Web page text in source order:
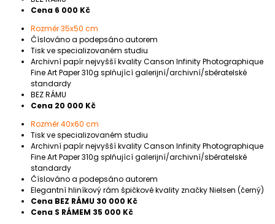
Cena 6 000 Kč
Rozměr 35x50 cm
Číslováno a podepsáno autorem
Tisk ve specializovaném studiu
Archivní papír nejvyšší kvality Canson Infinity Photographique
Fine Art Paper 310g splňující galerijní/archivní/sběratelské
standardy
BEZ RÁMU
Cena 20 000 Kč
Rozměr 40x60 cm
Tisk ve specializovaném studiu
Archivní papír nejvyšší kvality Canson Infinity Photographique
Fine Art Paper 310g splňující galerijní/archivní/sběratelské
standardy
Číslováno a podepsáno autorem
Elegantní hliníkový rám špičkové kvality značky Nielsen (černý)
Cena BEZ RÁMU 30 000 Kč
Cena S RÁMEM 35 000 Kč